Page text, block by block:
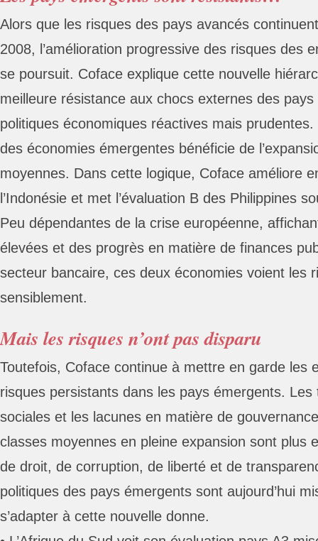
Alors que les risques des pays avancés
2008, l’amélioration progressive des risques des
se poursuit. Coface explique cette nouvelle
meilleure résistance aux chocs externes des
politiques économiques réactives mais
des économies émergentes bénéficie de
moyennes. Dans cette logique, Coface améliore
l’Indonésie et met l’évaluation B des Philippines
Peu dépendantes de la crise européenne,
élevées et des progrès en matière de finances
secteur bancaire, ces deux économies voient les
sensiblement.
Mais les risques n’ont pas disparu
Toutefois, Coface continue à mettre en garde les
risques persistants dans les pays émergents. Les
sociales et les lacunes en matière de
classes moyennes en pleine expansion sont plus
de droit, de corruption, de liberté et de
politiques des pays émergents sont aujourd’hui
s’adapter à cette nouvelle donne.